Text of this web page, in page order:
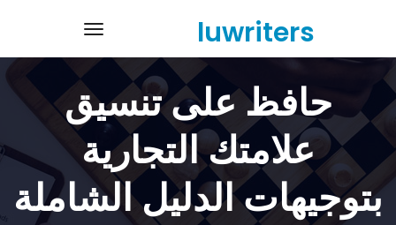
content
luwriters
حافظ على تنسيق
علامتك التجارية
بتوجيهات الدليل الشاملة